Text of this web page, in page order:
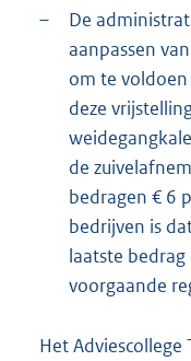
–
De
aanpassen
om te
deze
de
bedragen € 6
bedrijven is
laatste
voorgaande
Het